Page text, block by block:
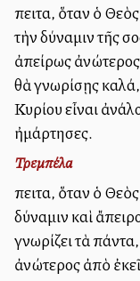
Ἔπειτα, ὅταν ὁ
τὴν δύναμιν τῆς
ἀπείρως
θὰ γνωρίσῃς
Κυρίου εἶναι
ἠμάρτησες.
Τρεμπέλα
Ἔπειτα, ὅταν ὁ
δύναμιν καὶ
γνωρίζει τὰ
ἀνώτερος ἀπὸ